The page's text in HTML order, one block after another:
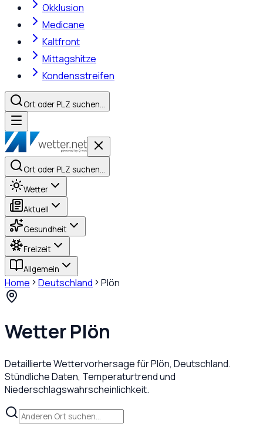
Okklusion
Medicane
Kaltfront
Mittagshitze
Kondensstreifen
Ort oder PLZ suchen…
Ort oder PLZ suchen…
Wetter
Aktuell
Gesundheit
Freizeit
Allgemein
Home Deutschland Plön
WetterPlön
Detaillierte Wettervorhersage fürPlön, Deutschland.
Stündliche Daten, Temperaturtrend und
Niederschlagswahrscheinlichkeit.